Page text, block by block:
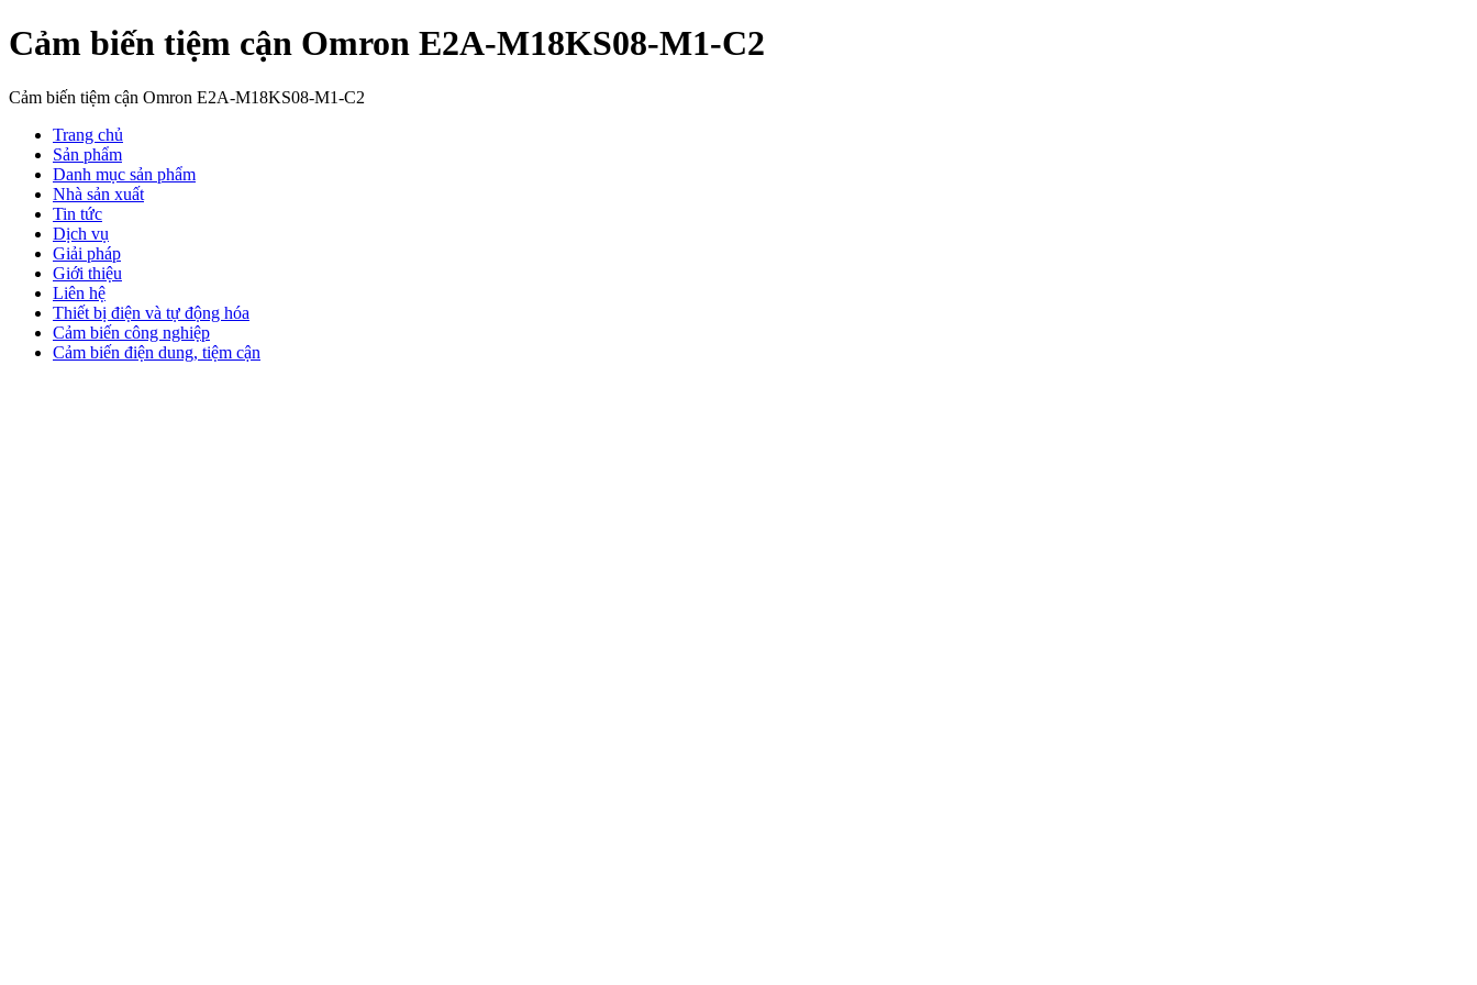
Cảm biến tiệm cận Omron E2A-M18KS08-M1-C2
Cảm biến tiệm cận Omron E2A-M18KS08-M1-C2
Trang chủ
Sản phẩm
Danh mục sản phẩm
Nhà sản xuất
Tin tức
Dịch vụ
Giải pháp
Giới thiệu
Liên hệ
Thiết bị điện và tự động hóa
Cảm biến công nghiệp
Cảm biến điện dung, tiệm cận